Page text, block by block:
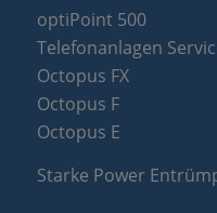
optiPoint 500
Telefonanlagen
Octopus FX
Octopus F
Octopus E
Starke Power